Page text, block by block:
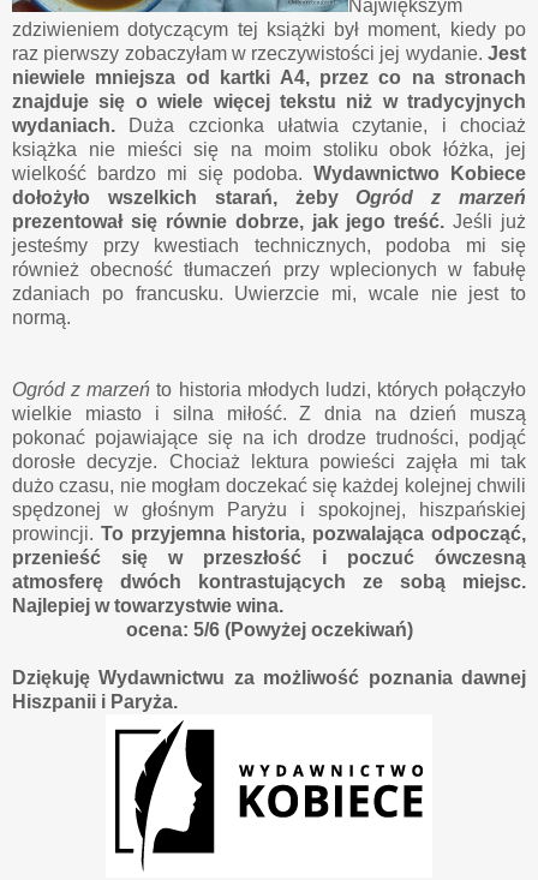
Największym
zdziwieniem dotyczącym tej książki był moment, kiedy po
raz pierwszy zobaczyłam w rzeczywistości jej wydanie. Jest
niewiele mniejsza od kartki A4, przez co na stronach
znajduje się o wiele więcej tekstu niż w tradycyjnych
wydaniach. Duża czcionka ułatwia czytanie, i chociaż
książka nie mieści się na moim stoliku obok łóżka, jej
wielkość bardzo mi się podoba.Wydawnictwo Kobiece
dołożyło wszelkich starań, żebyOgród z marzeń
prezentował się równie dobrze, jak jego treść.Jeśli już
jesteśmy przy kwestiach technicznych, podoba mi się
również obecność tłumaczeń przy wplecionych w fabułę
zdaniach po francusku. Uwierzcie mi, wcale nie jest to
normą.
Ogród z marzeńto historia młodych ludzi, których połączyło
wielkie miasto i silna miłość. Z dnia na dzień muszą
pokonać pojawiające się na ich drodze trudności, podjąć
dorosłe decyzje. Chociaż lektura powieści zajęła mi tak
dużo czasu, nie mogłam doczekać się każdej kolejnej chwili
spędzonej w głośnym Paryżu i spokojnej, hiszpańskiej
prowincji. To przyjemna historia, pozwalająca odpocząć,
przenieść się w przeszłość i poczuć ówczesną
atmosferę dwóch kontrastujących ze sobą miejsc.
Najlepiej w towarzystwie wina.
ocena: 5/6 (Powyżej oczekiwań)
Dziękuję Wydawnictwu za możliwość poznania dawnej
Hiszpanii i Paryża.